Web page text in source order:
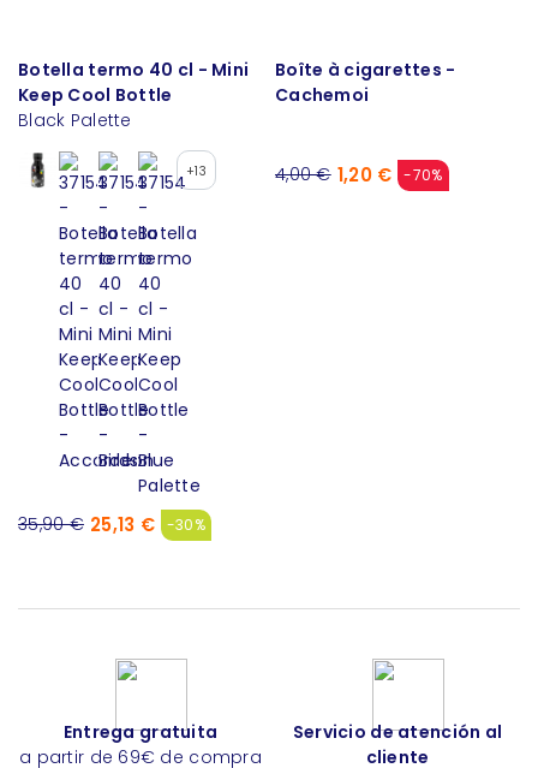
Botella termo 40 cl - Mini
Keep Cool Bottle
Black Palette
+13
35,90 € 25,13 € -30%
Boîte à cigarettes -
Cachemoi
4,00 € 1,20 € -70%
Entrega gratuita
a partir de 69€ de compra
Servicio de atención al
cliente